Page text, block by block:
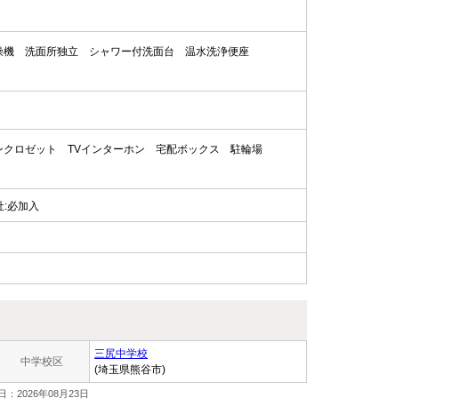
機 洗面所独立 シャワー付洗面台
温水洗浄便座
ロゼット TVインターホン 宅配ボックス
駐輪場
:必加入
中学校区
三尻中学校
(埼玉県熊谷市)
：2026年08月23日